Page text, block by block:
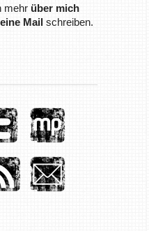
mehr über mich
Mailschreiben.